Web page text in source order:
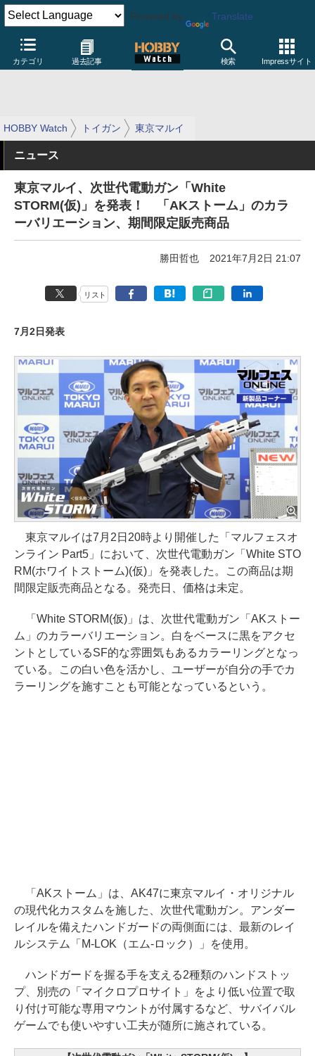
Powered by Translate
カテゴリ 過去記事 検索 Impressサイト
HOBBY Watch トイガン 東京マルイ
ニュース
東京マルイ、次世代電動ガン「White
STORM(仮)」を発表！ 「AKストーム」のカラ
ーバリエーション、期間限定販売商品
勝田哲也 2021年7月2日 21:07
リスト
7月2日発表
東京マルイは7月2日20時より開催した「マルフェスオ
ンライン Part5」において、次世代電動ガン「White STO
RM(ホワイトストーム)(仮)」を発表した。この商品は期
間限定販売商品となる。発売日、価格は未定。
「White STORM(仮)」は、次世代電動ガン「AKストー
ム」のカラーバリエーション。白をベースに黒をアクセ
ントとしているSF的な雰囲気もあるカラーリングとなっ
ている。この白い色を活かし、ユーザーが自分の手でカ
ラーリングを施すことも可能となっているという。
「AKストーム」は、AK47に東京マルイ・オリジナル
の現代化カスタムを施した、次世代電動ガン。アンダー
レイルを備えたハンドガードの両側面には、最新のレイ
ルシステム「M-LOK（エム-ロック）」を使用。
ハンドガードを握る手を支える2種類のハンドストッ
プ、別売の「マイクロプロサイト」をより低い位置で取
り付け可能な専用マウントが付属するなど、サバイバル
ゲームでも使いやすい工夫が随所に施されている。